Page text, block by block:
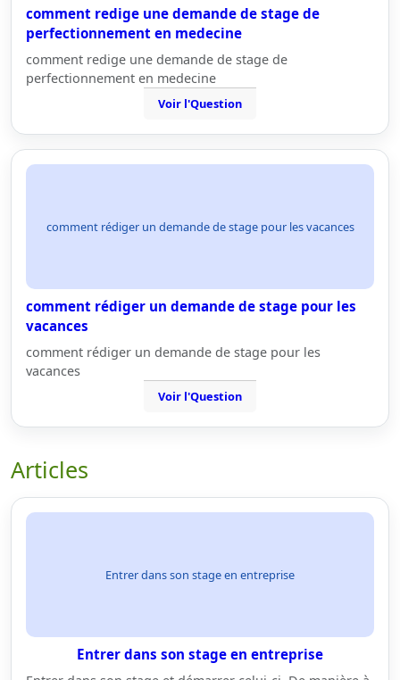
comment redige une demande de stage de
perfectionnement en medecine
comment redige une demande de stage de
perfectionnement en medecine
Voir l'Question
comment rédiger un demande de stage pour les vacances
comment rédiger un demande de stage pour les
vacances
comment rédiger un demande de stage pour les
vacances
Voir l'Question
Articles
Entrer dans son stage en entreprise
Entrer dans son stage en entreprise